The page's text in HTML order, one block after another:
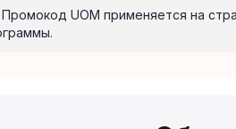
UOM применяется на